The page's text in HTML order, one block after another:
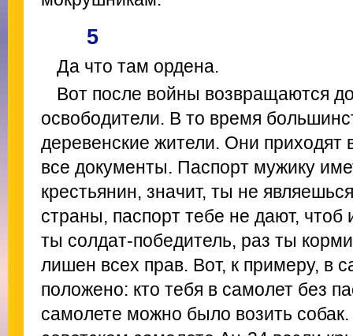
5
Да что там ордена.
Вот после войны возвращаются
освободители. В то время
деревенские жители. Они приходят
все документы. Паспорт мужику
крестьянин, значит, ты не
страны, паспорт тебе не дают, чтоб
ты солдат-победитель, раз ты
лишен всех прав. Вот, к примеру, в
положено: кто тебя в самолет без
самолете можно было возить